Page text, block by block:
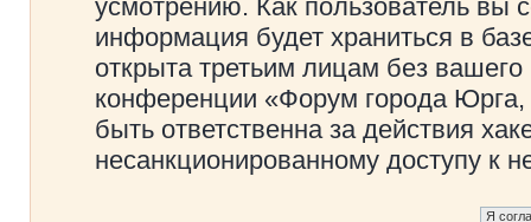
усмотрению. Как пользователь вы
информация будет храниться в
открыта третьим лицам без
конференции «Форум города
быть ответственна за действия
несанкционированному доступу к